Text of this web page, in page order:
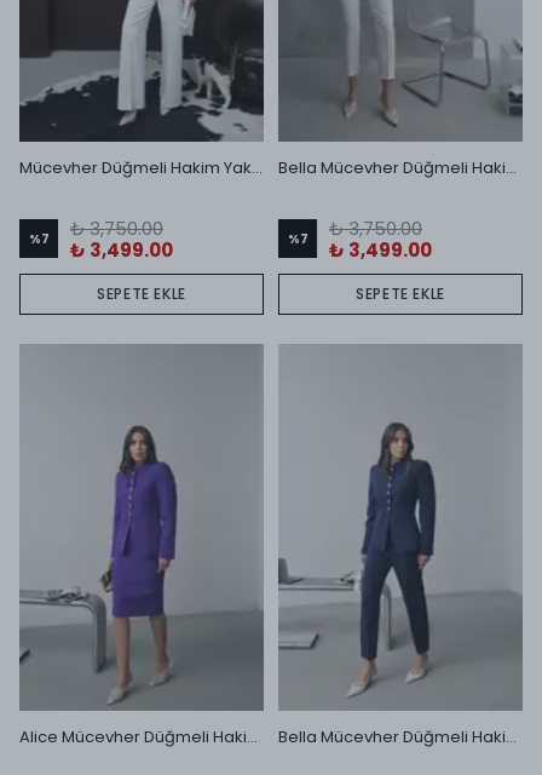
Mücevher Düğmeli Hakim Yaka Ceket Palazzo Pantolon Takım Ekru
%7
₺ 3,750.00
₺ 3,499.00
SEPETE EKLE
Bella Mücevher Düğmeli Hakim Yaka Ceket ve Dar Paça Pantolon Takım Ekru
%7
₺ 3,750.00
₺ 3,499.00
SEPETE EKLE
Alice Mücevher Düğmeli Hakim Yaka Ceket ve Midi Etek Takım Mor Bella Mücevher Düğmeli Hakim Yaka Ceket ve Dar Paça Pantolon Takım Lacivert